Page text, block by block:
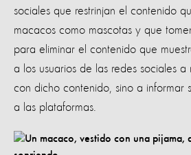
sociales que restrinjan el contenido
macacos como mascotas y que
para eliminar el contenido que
a los usuarios de las redes sociales
con dicho contenido, sino a informar
a las plataformas.